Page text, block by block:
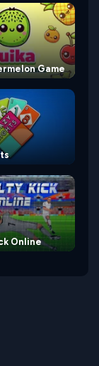
Game
Online